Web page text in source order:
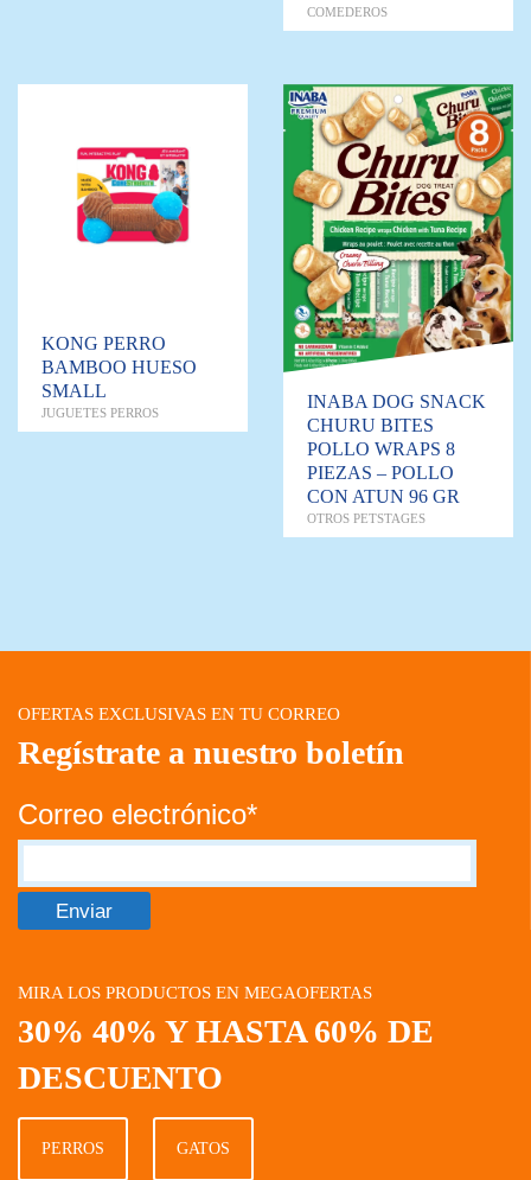
COMEDEROS
KONG PERRO
BAMBOO HUESO
SMALL
JUGUETES PERROS
INABA DOG SNACK
CHURU BITES
POLLO WRAPS 8
PIEZAS – POLLO
CON ATUN 96 GR
OTROS PETSTAGES
OFERTAS EXCLUSIVAS EN TU CORREO
Regístrate a nuestro boletín
Correo electrónico*
MIRA LOS PRODUCTOS EN MEGAOFERTAS
30% 40% Y HASTA 60% DE
DESCUENTO
PERROS GATOS